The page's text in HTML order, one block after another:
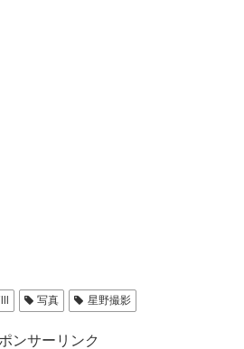
写真 星野撮影
ンサーリンク